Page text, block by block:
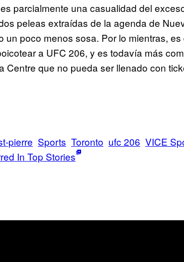
parcialmente una casualidad del
peleas extraídas de la agenda de
poco menos sosa. Por lo mientras, es
a UFC 206, y es todavía más
Centre que no pueda ser llenado con
pierre Sports Toronto ufc 206 VICE
In Top Stories